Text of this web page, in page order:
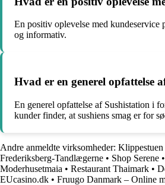
En positiv oplevelse med kundeservice
og informativ.
Hvad er en generel opfattelse
En generel opfattelse af Sushistation i
kunder finder, at sushiens smag er for
Andre anmeldte virksomheder: Klippestuen
Frederiksberg-Tandlægerne • Shop Serene •
Moderhusetmaia • Restaurant Thaimark •
EUcasino.dk • Fruugo Danmark – Online